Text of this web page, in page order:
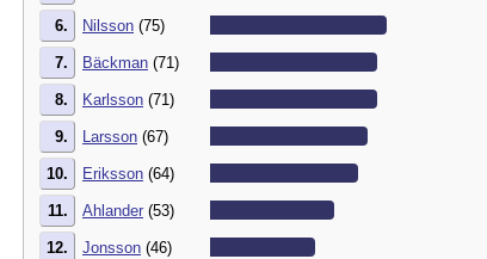
6. Nilsson (75)
7. Bäckman (71)
8. Karlsson (71)
9. Larsson (67)
10. Eriksson (64)
11. Ahlander (53)
12. Jonsson (46)